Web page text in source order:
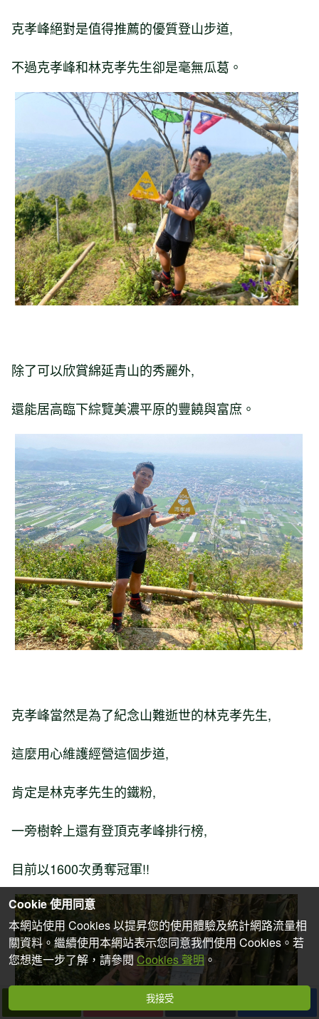
克孝峰絕對是值得推薦的優質登山步道,
不過克孝峰和林克孝先生卻是毫無瓜葛。
除了可以欣賞綿延青山的秀麗外,
還能居高臨下綜覽美濃平原的豐饒與富庶。
克孝峰當然是為了紀念山難逝世的林克孝先生,
這麼用心維護經營這個步道,
肯定是林克孝先生的鐵粉,
一旁樹幹上還有登頂克孝峰排行榜,
目前以1600次勇奪冠軍!!
Cookie 使用同意
本網站使用 Cookies 以提昇您的使用體驗及統計網路流量相
關資料。繼續使用本網站表示您同意我們使用 Cookies。若
您想進一步了解，請參閱 Cookies 聲明。
我接受